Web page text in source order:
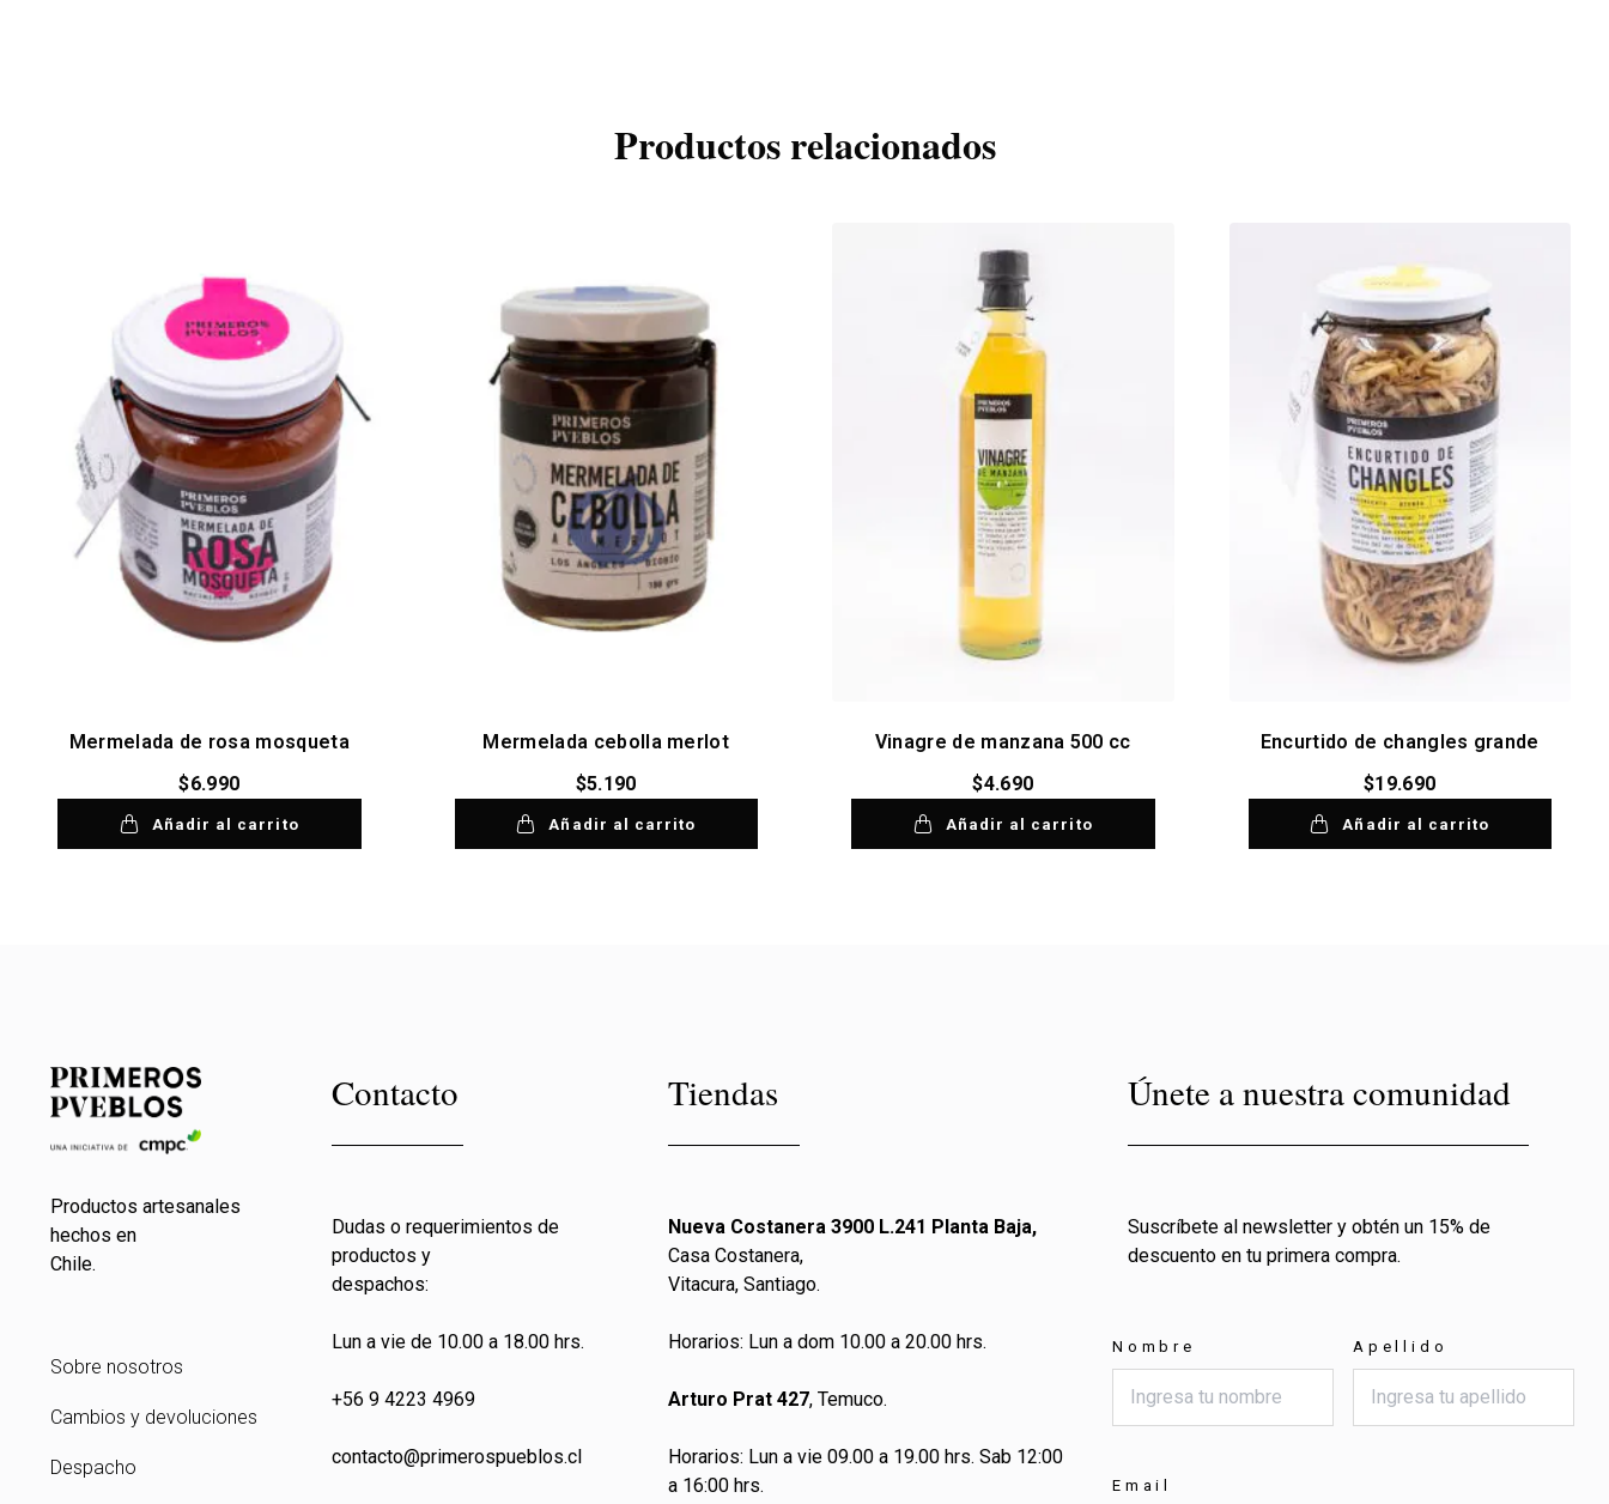
Productos relacionados
Mermelada de rosa mosqueta
$6.990
Añadir al carrito
Mermelada cebolla merlot
$5.190
Añadir al carrito
Vinagre de manzana 500 cc
$4.690
Añadir al carrito
Encurtido de changles grande
$19.690
Añadir al carrito
Productos artesanales
hechos en
Chile.
Sobre nosotros
Cambios y devoluciones
Despacho
Contacto
Dudas o requerimientos de
productos y
despachos:
Lun a vie de 10.00 a 18.00 hrs.
+56 9 4223 4969
contacto@primerospueblos.cl
Tiendas
Nueva Costanera 3900 L.241 Planta Baja,
Casa Costanera,
Vitacura, Santiago.
Horarios: Lun a dom 10.00 a 20.00 hrs.
Arturo Prat 427, Temuco.
Horarios: Lun a vie 09.00 a 19.00 hrs. Sab 12:00
a 16:00 hrs.
Únete a nuestra comunidad
Suscríbete al newsletter y obtén un 15% de
descuento en tu primera compra.
Nombre Apellido
Email